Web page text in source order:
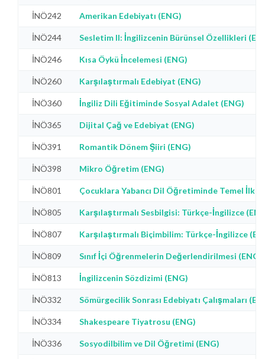
İNÖ242 Amerikan Edebiyatı (ENG)
İNÖ244 Sesletim II: İngilizcenin Bürünsel Özellikleri
İNÖ246 Kısa Öykü İncelemesi (ENG)
İNÖ260 Karşılaştırmalı Edebiyat (ENG)
İNÖ360 İngiliz Dili Eğitiminde Sosyal Adalet (ENG)
İNÖ365 Dijital Çağ ve Edebiyat (ENG)
İNÖ391 Romantik Dönem Şiiri (ENG)
İNÖ398 Mikro Öğretim (ENG)
İNÖ801 Çocuklara Yabancı Dil Öğretiminde Temel
İNÖ805 Karşılaştırmalı Sesbilgisi: Türkçe-İngilizce
İNÖ807 Karşılaştırmalı Biçimbilim: Türkçe-İngilizce
İNÖ809 Sınıf İçi Öğrenmelerin Değerlendirilmesi (ENG)
İNÖ813 İngilizcenin Sözdizimi (ENG)
İNÖ332 Sömürgecilik Sonrası Edebiyatı Çalışmaları
İNÖ334 Shakespeare Tiyatrosu (ENG)
İNÖ336 Sosyodilbilim ve Dil Öğretimi (ENG)